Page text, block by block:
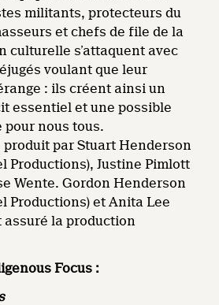
militants, protecteurs du
et chefs de file de la
culturelle s’attaquent avec
voulant que leur
: ils créent ainsi un
essentiel et une possible
pour nous tous.
produit par Stuart Henderson
Productions), Justine Pimlott
Wente. Gordon Henderson
Productions) et Anita Lee
assuré la production
Focus :